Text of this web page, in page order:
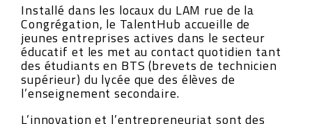
Installé dans les locaux du LAM rue de la
Congrégation, le TalentHub accueille de
jeunes entreprises actives dans le secteur
éducatif et les met au contact quotidien tant
des étudiants en BTS (brevets de technicien
supérieur) du lycée que des élèves de
l’enseignement secondaire.
L’innovation et l’entrepreneuriat sont des